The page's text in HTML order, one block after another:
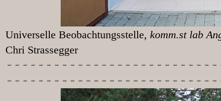
Universelle Beobachtungsstelle,
Chri Strassegger
-----------